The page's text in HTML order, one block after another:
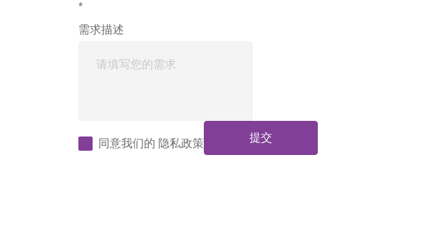
*
需求描述
同意我们的 隐私政策 提交